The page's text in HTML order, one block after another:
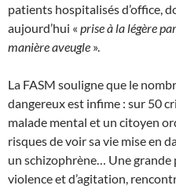
patients hospitalisés d’office,
aujourd’hui « prise à la légère
manière aveugle ».
La FASM souligne que le
dangereux est infime : sur 50
malade mental et un citoyen
risques de voir sa vie mise en
un schizophrène… Une
violence et d’agitation,